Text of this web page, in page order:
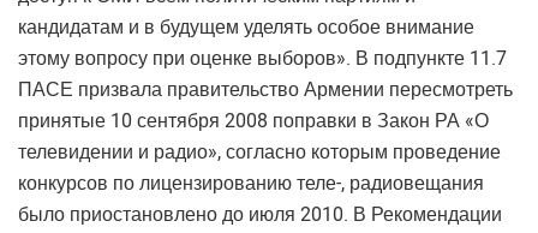
кандидатам и в будущем уделять особое внимание
этому вопросу при оценке выборов». В подпункте 11.7
ПАСЕ призвала правительство Армении пересмотреть
принятые 10 сентября 2008 поправки в Закон РА «О
телевидении и радио», согласно которым проведение
конкурсов по лицензированию теле-, радиовещания
было приостановлено до июля 2010. В Рекомендации